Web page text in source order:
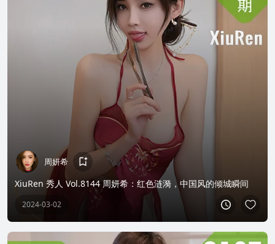
周妍希
XiuRen 秀人 Vol.8144 周妍希：红色涟漪，中国风的倾城瞬间
2024-03-02